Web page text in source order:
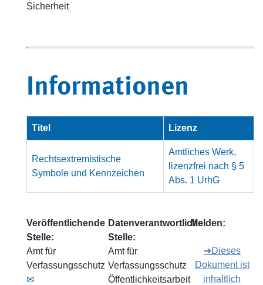
Sicherheit
Informationen
Titel Lizenz
Rechtsextremistische
Symbole und Kennzeichen
Amtliches Werk,
lizenzfrei nach § 5
Abs. 1 UrhG
Veröffentlichende
Stelle:
Amt für
Verfassungsschutz
✉
Datenverantwortliche
Stelle:
Amt für
Verfassungsschutz
Öffentlichkeitsarbeit
Melden:
➔Dieses
Dokument ist
inhaltlich